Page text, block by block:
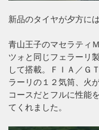
新品のタイヤが夕方に
青山王子のマセラティ
ツォと同じフェラーリ
して搭載。ＦＩＡ／Ｇ
ラーリの１２気筒、火
コースだとフルに性能
てくれました。